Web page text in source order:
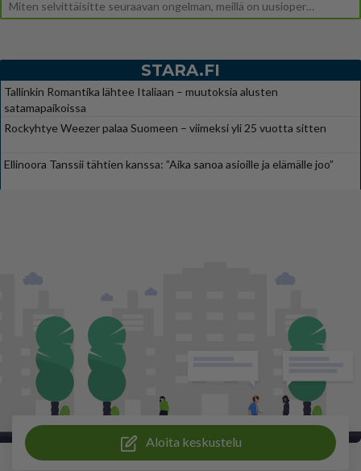
Miten selvittäisitte seuraavan ongelman, meillä on uusioperhe, minulla teini-ikäiset lapset ja puolisolla aikuiset, jotk
STARA.FI
Tallinkin Romantika lähtee Italiaan – muutoksia alusten
satamapaikoissa
Rockyhtye Weezer palaa Suomeen – viimeksi yli 25 vuotta sitten
Ellinoora Tanssii tähtien kanssa: ”Aika sanoa asioille ja elämälle joo”
Aloita keskustelu